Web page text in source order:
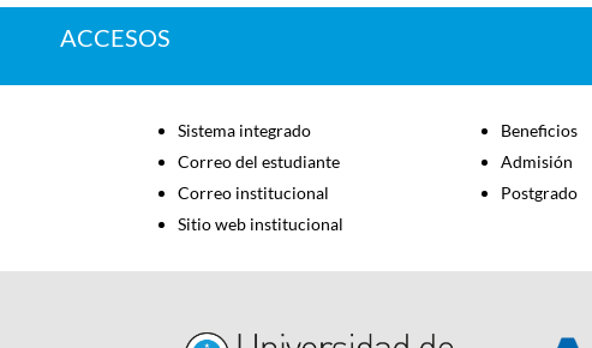
ACCESOS
Sistema integrado
Correo del estudiante
Correo institucional
Sitio web institucional
Beneficios
Admisión
Postgrado